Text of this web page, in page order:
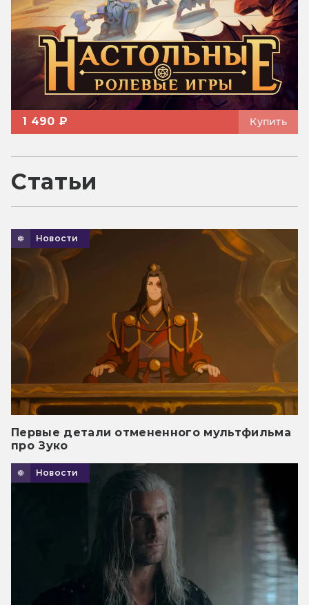
1 490 ₽ Купить
Статьи
Новости
Первые детали отмененного мультфильма
про Зуко
Новости